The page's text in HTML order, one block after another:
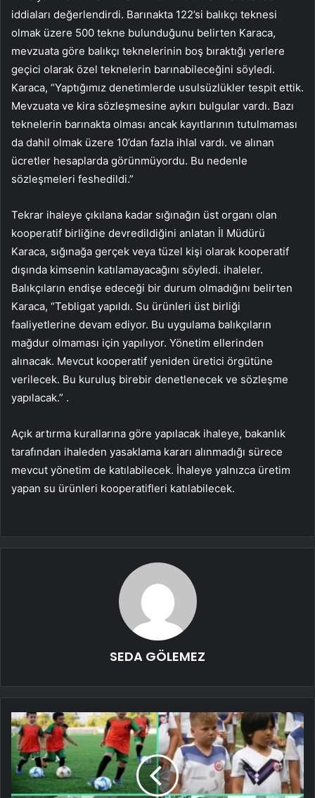
iddiaları değerlendirdi. Barınakta 122’si balıkçı teknesi
olmak üzere 500 tekne bulunduğunu belirten Karaca,
mevzuata göre balıkçı teknelerinin boş bıraktığı yerlere
geçici olarak özel teknelerin barınabileceğini söyledi.
Karaca, “Yaptığımız denetimlerde usulsüzlükler tespit ettik.
Mevzuata ve kira sözleşmesine aykırı bulgular vardı. Bazı
teknelerin barınakta olması ancak kayıtlarının tutulmaması
da dahil olmak üzere 10’dan fazla ihlal vardı. ve alınan
ücretler hesaplarda görünmüyordu. Bu nedenle
sözleşmeleri feshedildi.”
Tekrar ihaleye çıkılana kadar sığınağın üst organı olan
kooperatif birliğine devredildiğini anlatan İl Müdürü
Karaca, sığınağa gerçek veya tüzel kişi olarak kooperatif
dışında kimsenin katılamayacağını söyledi. ihaleler.
Balıkçıların endişe edeceği bir durum olmadığını belirten
Karaca, “Tebligat yapıldı. Su ürünleri üst birliği
faaliyetlerine devam ediyor. Bu uygulama balıkçıların
mağdur olmaması için yapılıyor. Yönetim ellerinden
alınacak. Mevcut kooperatif yeniden üretici örgütüne
verilecek. Bu kuruluş birebir denetlenecek ve sözleşme
yapılacak.” .
Açık artırma kurallarına göre yapılacak ihaleye, bakanlık
tarafından ihaleden yasaklama kararı alınmadığı sürece
mevcut yönetim de katılabilecek. İhaleye yalnızca üretim
yapan su ürünleri kooperatifleri katılabilecek.
SEDA GÖLEMEZ